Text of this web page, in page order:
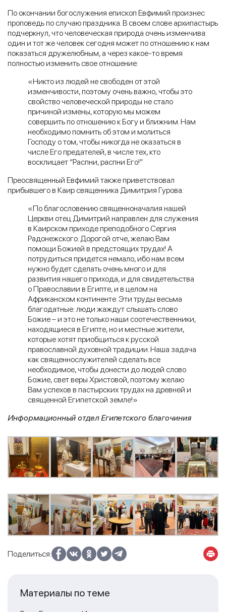
По окончании богослужения епископ Евфимий произнес
проповедь по случаю праздника. В своем слове архипастырь
подчеркнул, что человеческая природа очень изменчива:
один и тот же человек сегодня может по отношению к нам
показаться дружелюбным, а через какое-то время
полностью изменить свое отношение:
«Никто из людей не свободен от этой
изменчивости, поэтому очень важно, чтобы это
свойство человеческой природы не стало
причиной измены, которую мы можем
совершить по отношению к Богу и ближним. Нам
необходимо помнить об этом и молиться
Господу о том, чтобы никогда не оказаться в
числе Его предателей, в числе тех, кто
восклицает “Распни, распни Его!”
Преосвященный Евфимий также приветствовал
прибывшего в Каир священника Димитрия Гурова:
«По благословению священноначалия нашей
Церкви отец Димитрий направлен для служения
в Каирском приходе преподобного Сергия
Радонежского. Дорогой отче, желаю Вам
помощи Божией в предстоящих трудах! А
потрудиться придется немало, ибо нам всем
нужно будет сделать очень много и для
развития нашего прихода, и для свидетельства
о Православии в Египте, и в целом на
Африканском континенте. Эти труды весьма
благодатные: люди жаждут слышать слово
Божие – и это не только наши соотечественники,
находящиеся в Египте, но и местные жители,
которые хотят приобщиться к русской
православной духовной традиции. Наша задача
как священнослужителей сделать все
необходимое, чтобы донести до людей слово
Божие, свет веры Христовой, поэтому желаю
Вам успехов в пастырских трудах на древней и
священной Египетской земле!»
Информационный отдел Египетского благочиния
Поделиться:
Материалы по теме